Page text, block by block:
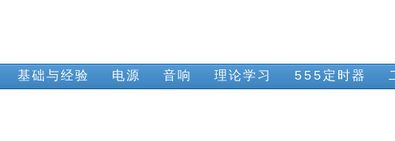
基础与经验 电源 音响 理论学习 555定时器